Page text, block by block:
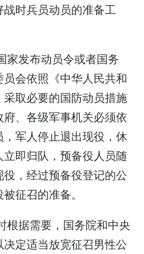
时兵员动员的准备工
家发布动员令或者国务
会依照《中华人民共和
取必要的国防动员措施
、各级军事机关必须依
军人停止退出现役，休
即归队，预备役人员随
，经过预备役登记的公
征召的准备。
根据需要，国务院和中央
定适当放宽征召男性公